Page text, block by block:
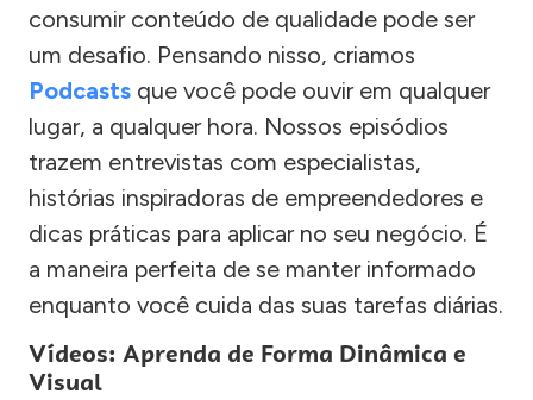
consumir conteúdo de qualidade pode ser
um desafio. Pensando nisso, criamos
Podcasts que você pode ouvir em qualquer
lugar, a qualquer hora. Nossos episódios
trazem entrevistas com especialistas,
histórias inspiradoras de empreendedores e
dicas práticas para aplicar no seu negócio. É
a maneira perfeita de se manter informado
enquanto você cuida das suas tarefas diárias.
Vídeos: Aprenda de Forma Dinâmica e
Visual